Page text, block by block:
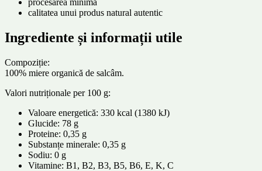
procesarea minimă
calitatea unui produs natural autentic
Ingrediente și informații utile
Compoziție:
100% miere organică de salcâm.
Valori nutriționale per 100 g:
Valoare energetică: 330 kcal (1380 kJ)
Glucide: 78 g
Proteine: 0,35 g
Substanțe minerale: 0,35 g
Sodiu: 0 g
Vitamine: B1, B2, B3, B5, B6, E, K, C